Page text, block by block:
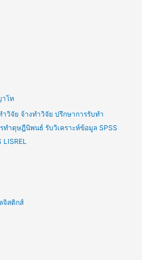
โท
วิจัย จ้างทำวิจัย ปรึกษาการรับทำ
ำดุษฎีนิพนธ์ รับวิเคราะห์ข้อมูล SPSS
LISREL
จิสติกส์